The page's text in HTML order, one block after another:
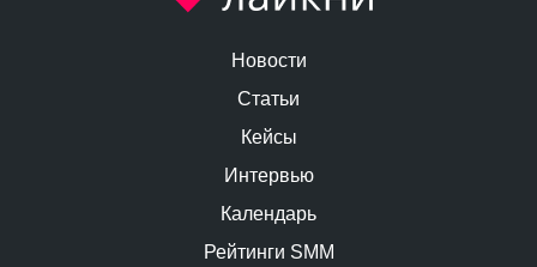
Новости
Статьи
Кейсы
Интервью
Календарь
Рейтинги SMM